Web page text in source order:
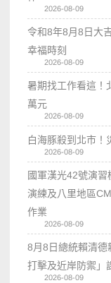
2026-08-09
令和8年8月8日大
幸福時刻
2026-08-09
暑期找工作看這
萬元
2026-08-09
白海豚殺到北市
2026-08-09
國軍漢光42號演
演練及八里地區
作業
2026-08-09
8月8日總統賴清
打擊及近岸防禦」
2026-08-09